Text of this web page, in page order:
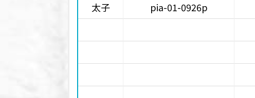
太子
pia-01-0926p